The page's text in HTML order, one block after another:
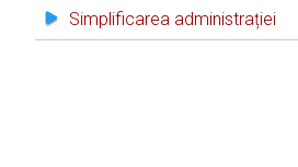
Simplificarea administrației